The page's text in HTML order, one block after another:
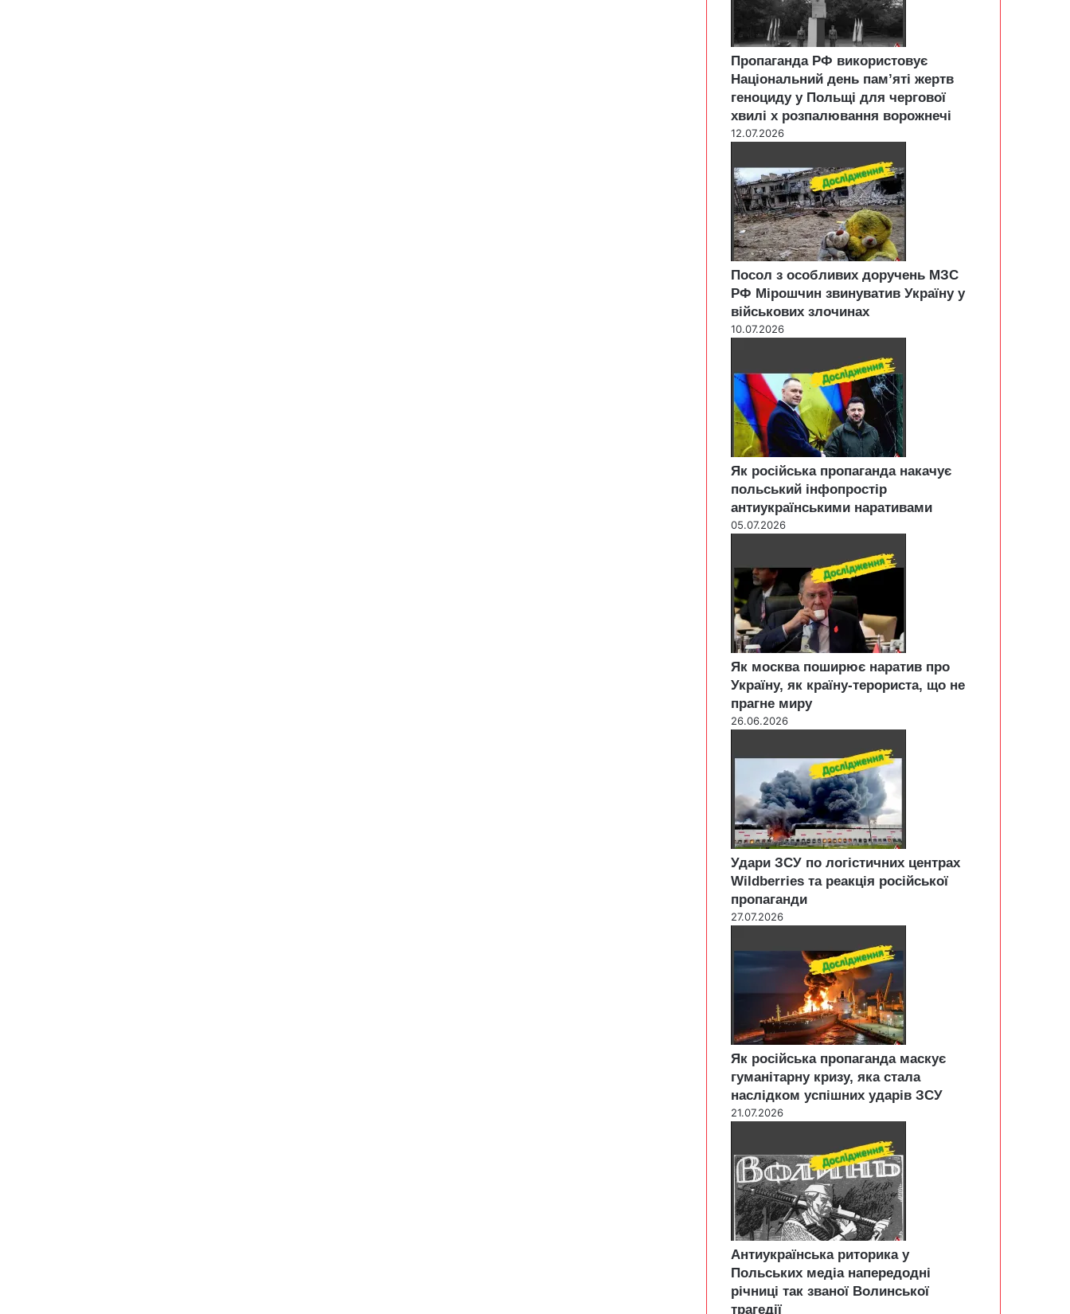
Пропаганда РФ використовує
Національний день пам’яті жертв
геноциду у Польщі для чергової
хвилі х розпалювання ворожнечі
12.07.2026
Посол з особливих доручень МЗС
РФ Мірошчин звинуватив Україну у
військових злочинах
10.07.2026
Як російська пропаганда накачує
польський інфопростір
антиукраїнськими наративами
05.07.2026
Як москва поширює наратив про
Україну, як країну-терориста, що не
прагне миру
26.06.2026
Удари ЗСУ по логістичних центрах
Wildberries та реакція російської
пропаганди
27.07.2026
Як російська пропаганда маскує
гуманітарну кризу, яка стала
наслідком успішних ударів ЗСУ
21.07.2026
Антиукраїнська риторика у
Польських медіа напередодні
річниці так званої Волинської
трагедії